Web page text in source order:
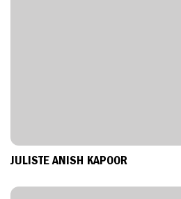
JULISTE ANISH KAPOOR